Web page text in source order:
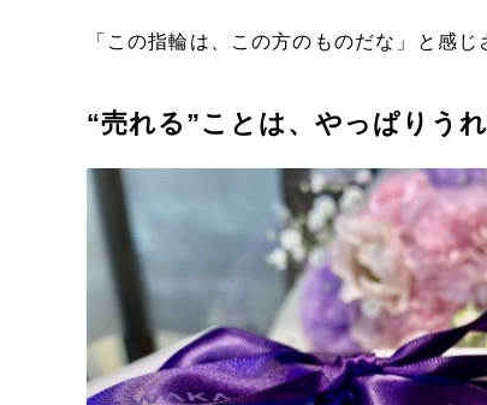
「この指輪は、この方のものだな」と感じ
“売れる”ことは、やっぱりう